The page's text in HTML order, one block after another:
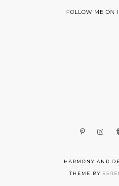
FOLLOW ME ON
HARMONY AND
THEME BY